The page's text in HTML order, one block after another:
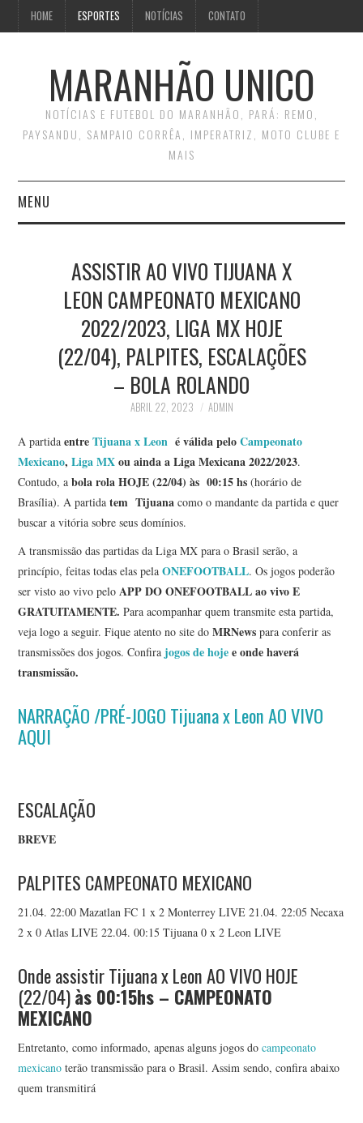
HOME ESPORTES NOTÍCIAS CONTATO
MARANHÃO UNICO
NOTÍCIAS E FUTEBOL DO MARANHÃO, PARÁ: REMO,
PAYSANDU, SAMPAIO CORRÊA, IMPERATRIZ, MOTO CLUBE E
MAIS
MENU
CONTATOASSISTIR AO VIVO TIJUANA X
LEON CAMPEONATO MEXICANO
2022/2023, LIGA MX HOJE
(22/04), PALPITES, ESCALAÇÕES
– BOLA ROLANDO
ABRIL 22, 2023 ADMIN
A partidaentreTijuana x Leon é válida peloCampeonato
Mexicano,Liga MXou ainda a Liga Mexicana 2022/2023.
Contudo, a bola rola HOJE (22/04)às 00:15 hs(horário de
Brasília). A partida tem Tijuanacomo o mandante da partida e quer
buscar a vitória sobre seus domínios.
A transmissão das partidas da Liga MX para o Brasil serão, a
princípio, feitas todas elas pelaONEFOOTBALL. Os jogos poderão
ser visto ao vivo pelo APP DO ONEFOOTBALL ao vivo E
GRATUITAMENTE. Para acompanhar quem transmite esta partida,
veja logo a seguir. Fique atento no site doMRNews para conferir as
transmissões dos jogos. Confira jogos de hojee onde haverá
transmissão.
NARRAÇÃO /PRÉ-JOGO Tijuana x Leon AO VIVO
AQUI
ESCALAÇÃO
BREVE
PALPITES CAMPEONATO MEXICANO
21.04. 22:00 Mazatlan FC 1 x 2 Monterrey LIVE 21.04. 22:05 Necaxa
2 x 0 Atlas LIVE 22.04. 00:15 Tijuana 0 x 2 Leon LIVE
Onde assistir Tijuana x Leon AO VIVO HOJE
(22/04)às 00:15hs – CAMPEONATO
MEXICANO
Entretanto, como informado, apenas alguns jogos docampeonato
mexicano terão transmissão para o Brasil. Assim sendo, confira abaixo
quem transmitirá